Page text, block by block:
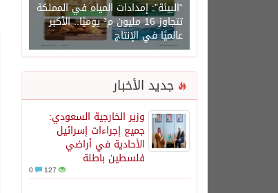
“البيئة”: إمدادات المياه في المملكة
تتجاوز 16 مليون م³ يوميًا.. الأكبر
عالميًا في الإنتاج
جديد الأخبار
وزير الخارجية السعودي:
جميع إجراءات إسرائيل
الأحادية في أراضي
فلسطين باطلة
127